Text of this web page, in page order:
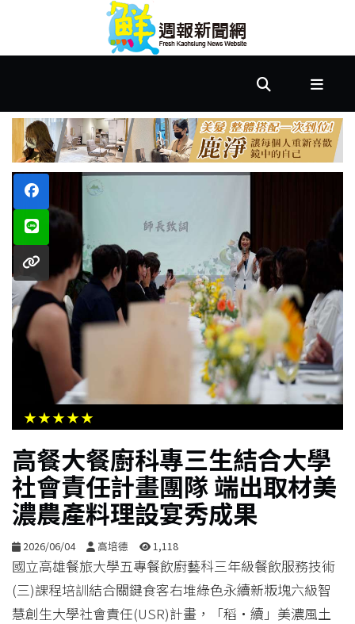
首
市
政
文
教
樂
活
居
合
影
音
購
物
★★★★★
高餐大餐廚科專三生結合大學
社會責任計畫團隊 端出取材美
濃農產料理設宴秀成果
2026/06/04 高培德 1,118
國立高雄餐旅大學五專餐飲廚藝科三年級餐飲服務技術
(三)課程培訓結合關鍵食客右堆綠色永續新粄塊六級智
慧創生大學社會責任(USR)計畫，「稻・續」美濃風土